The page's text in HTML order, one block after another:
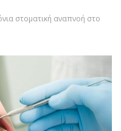
στοματική αναπνοή στο